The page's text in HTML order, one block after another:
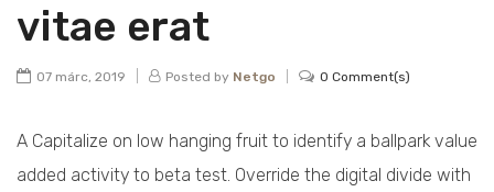
vitae erat
07 márc, 2019 Posted by Netgo 0 Comment(s)
A Capitalize on low hanging fruit to identify a ballpark value
added activity to beta test. Override the digital divide with